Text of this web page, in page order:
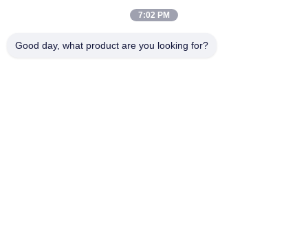
1.5TPH 3xFRP Tanks 160*85*170cm
7:02 PM
Good day, what product are you looking for?